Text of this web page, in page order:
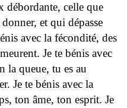
débordante, celle que
et qui dépasse
avec la fécondité, des
Je te bénis avec
la queue, tu es au
Je te bénis avec la
ton âme, ton esprit. Je